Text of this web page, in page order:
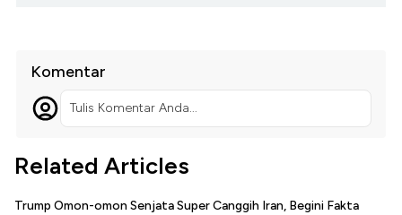
Komentar
Tulis Komentar Anda...
Related Articles
Trump Omon-omon Senjata Super Canggih Iran, Begini Fakta